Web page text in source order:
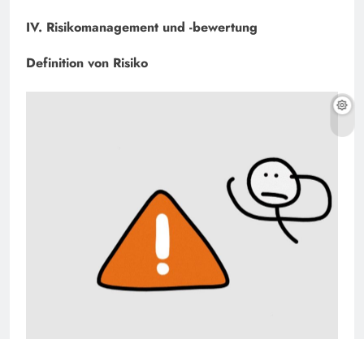
IV. Risikomanagement und -bewertung
Definition von Risiko